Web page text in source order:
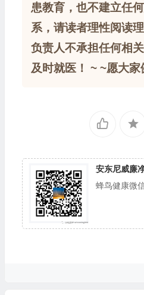
患教育，也不建立任
系，请读者理性阅读
负责人不承担任何相
及时就医！ ~ ~愿大家
安东尼威廉
蜂鸟健康微